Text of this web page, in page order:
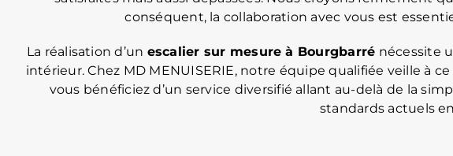
conséquent, la collaboration avec vous est
La réalisation d’un escalier sur mesure à Bourgbarré nécessite
intérieur. Chez MD MENUISERIE, notre équipe qualifiée veille à
vous bénéficiez d’un service diversifié allant au-delà de la
standards actuels